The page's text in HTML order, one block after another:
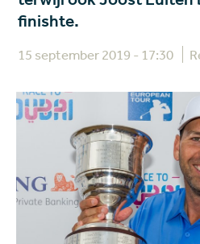
finishte.
15 september 2019 - 17:30